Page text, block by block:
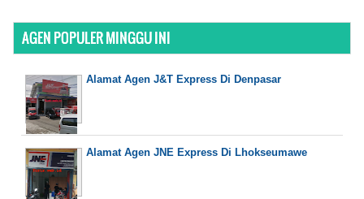
AGEN POPULER MINGGU INI
Alamat Agen J&T Express Di Denpasar
Alamat Agen JNE Express Di Lhokseumawe